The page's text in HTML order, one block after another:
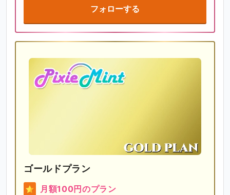
フォローする
ゴールドプラン
月額100円のプラン